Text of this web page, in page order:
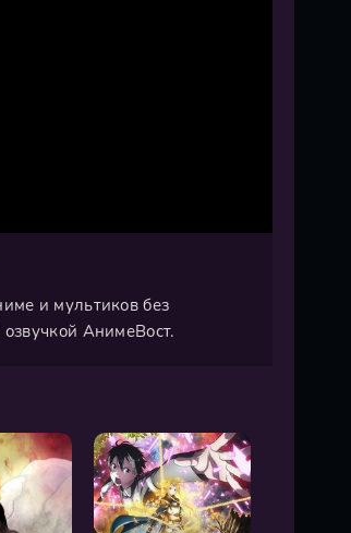
и мультиков без
АнимеВост.